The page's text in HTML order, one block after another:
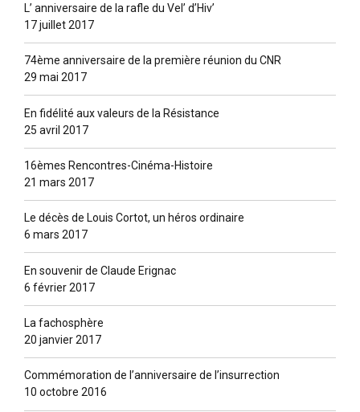
L’ anniversaire de la rafle du Vel’ d’Hiv’
17 juillet 2017
74ème anniversaire de la première réunion du CNR
29 mai 2017
En fidélité aux valeurs de la Résistance
25 avril 2017
16èmes Rencontres-Cinéma-Histoire
21 mars 2017
Le décès de Louis Cortot, un héros ordinaire
6 mars 2017
En souvenir de Claude Erignac
6 février 2017
La fachosphère
20 janvier 2017
Commémoration de l’anniversaire de l’insurrection
10 octobre 2016